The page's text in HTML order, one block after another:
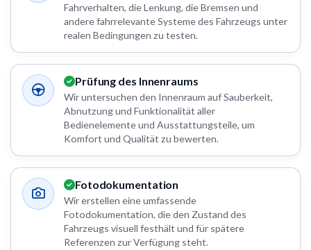
Fahrverhalten, die Lenkung, die Bremsen und
andere fahrrelevante Systeme des Fahrzeugs unter
realen Bedingungen zu testen.
Prüfung des Innenraums
Wir untersuchen den Innenraum auf Sauberkeit,
Abnutzung und Funktionalität aller
Bedienelemente und Ausstattungsteile, um
Komfort und Qualität zu bewerten.
Fotodokumentation
Wir erstellen eine umfassende
Fotodokumentation, die den Zustand des
Fahrzeugs visuell festhält und für spätere
Referenzen zur Verfügung steht.